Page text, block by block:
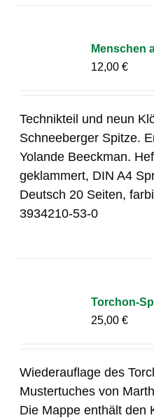
Menschen
12,00€
Technikteil und neun
Schneeberger Spitze.
Yolande Beeckman.
geklammert, DIN A4
Deutsch 20 Seiten,
3934210-53-0
Torchon-
25,00€
Wiederauflage des
Mustertuches von
Die Mappe enthält den